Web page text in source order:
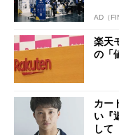
AD（
楽天
の「
カー
い『
して